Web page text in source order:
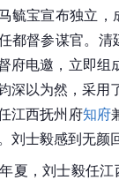
毓宝宣布独立
都督参谋官。清
府电邀，立即组
深以为然，采用
江西抚州府知府
刘士毅感到无颜
夏，刘士毅任